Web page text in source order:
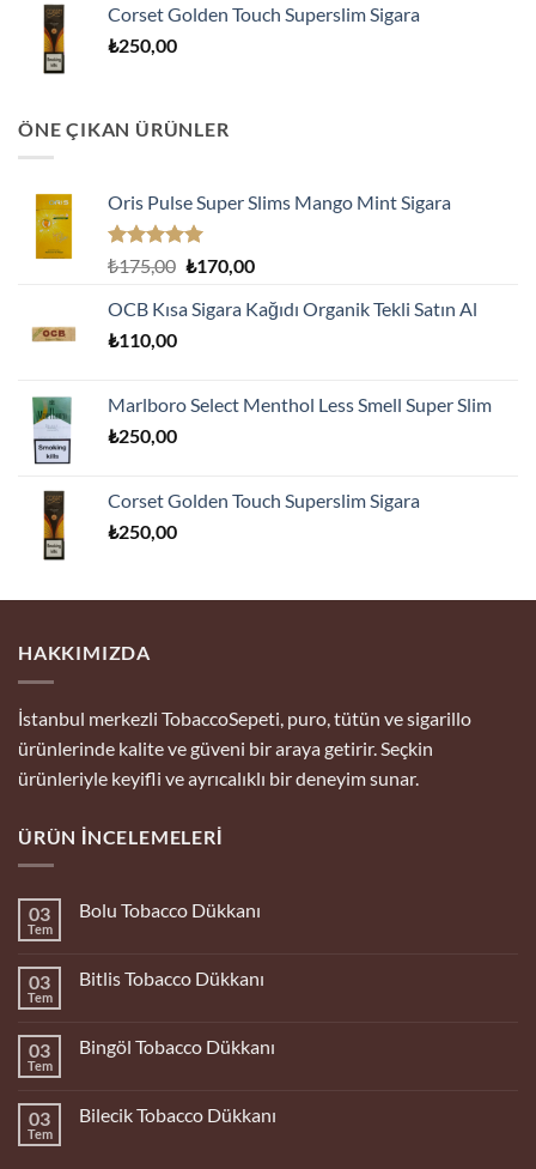
Corset Golden Touch Superslim Sigara
₺250,00
ÖNE ÇIKAN ÜRÜNLER
Oris Pulse Super Slims Mango Mint Sigara
5 üzerinden
oy
aldı
₺175,00 Orijinal
₺175,00.
₺170,00Şu
fiyat:
OCB Kısa Sigara Kağıdı Organik Tekli Satın Al
₺110,00
Marlboro Select Menthol Less Smell Super Slim
₺250,00
Corset Golden Touch Superslim Sigara
₺250,00
HAKKIMIZDA
İstanbul merkezli TobaccoSepeti, puro, tütün ve sigarillo
ürünlerinde kalite ve güveni bir araya getirir. Seçkin
ürünleriyle keyifli ve ayrıcalıklı bir deneyim sunar.
ÜRÜN İNCELEMELERI
03
Tem
Bolu Tobacco Dükkanı
Tobacco
03
Tem
Bitlis Tobacco Dükkanı
Tobacco
03
Tem
Bingöl Tobacco Dükkanı
Tobacco
03
Tem
Bilecik Tobacco Dükkanı